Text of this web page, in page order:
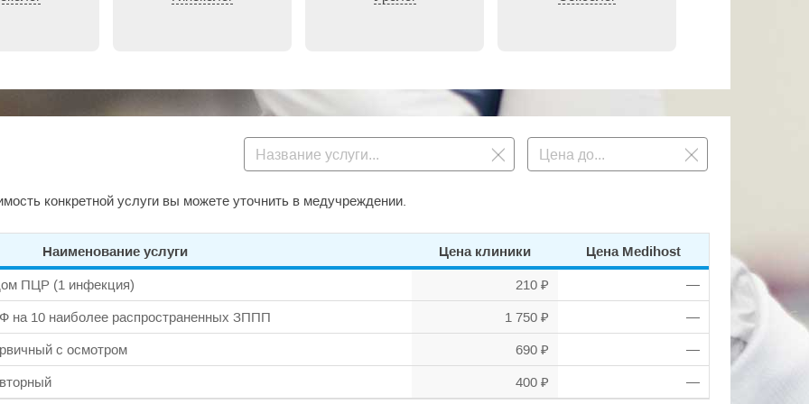
конкретной услуги вы можете уточнить в медучреждении.
Наименование услуги Цена клиники Цена Medihost
ПЦР (1 инфекция) 210 ₽ —
на 10 наиболее распространенных ЗППП 1 750 ₽ —
с осмотром 690 ₽ —
400 ₽ —